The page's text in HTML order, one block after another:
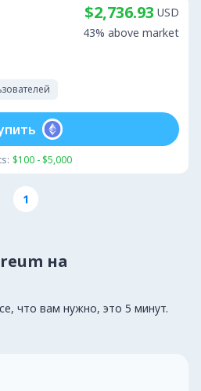
$2,736.93 USD
43% above market
$100 - $5,000
1
на
что вам нужно, это 5 минут.